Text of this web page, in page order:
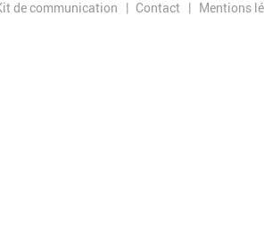
de communication Contact Mentions